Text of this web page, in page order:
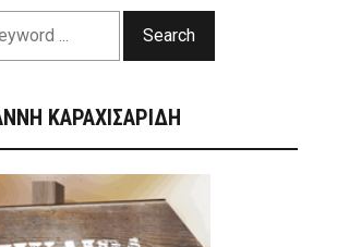
Search
ΚΑΡΑΧΙΣΑΡΙΔΗ